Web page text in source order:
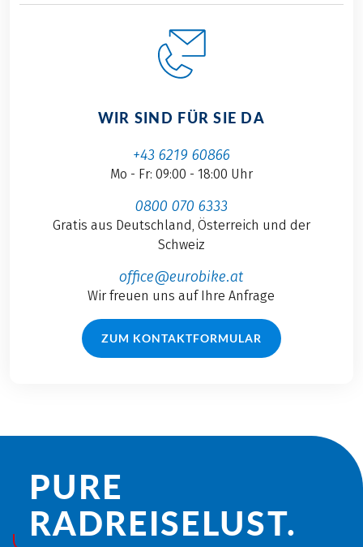
WIR SIND FÜR SIE DA
+43 6219 60866
Mo - Fr: 09:00 - 18:00 Uhr
0800 070 6333
Gratis aus Deutschland, Österreich und der
Schweiz
office@eurobike.at
Wir freuen uns auf Ihre Anfrage
ZUM KONTAKTFORMULAR
PURE
RADREISE­LUST.